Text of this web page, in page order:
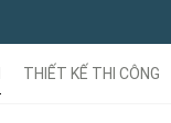
THIẾT KẾ THI CÔNG